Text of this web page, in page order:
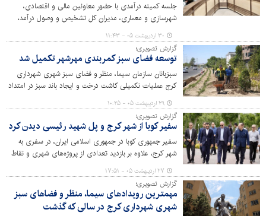
جلسه کمیته درآمدی با حضور معاونین مالی و اقتصادی،
شهرسازی و معماری، مدیران کل تشخیص و وصول درآمد،
حقوقی و امورپیمان‌ها، امور شهرسازی و رئیس سازمان فاوا و
مدیران حوزه‌های مالی و اقتصادی مناطق دهگانه و رواسای
ادارات حقوقی و اجرائیات مناطق برگزار شد.
۳۰ اردیبهشت ۰۵ - ۱۱:۴۳
گزارش تصویری؛
توسعه فضای سبز کمربندی مهرشهر تکمیل شد
سبزبانان سازمان سیما، منظر و فضای سبز شهری شهرداری
کرج عملیات تکمیلی کاشت درخت و ایجاد باند سبز در امتداد
پروژه کمربندی مهرشهر با کاشت گونه‌های گیاهی سازگار با
شرایط اقلیمی نیمه‌خشک منطقه و مقاوم به کم آبی تکمیل
کردند.
۲۹ اردیبهشت ۰۵ - ۱۰:۲۵
گزارش تصویری؛
سفیر کوبا از شهر کرج و پل شهید رئیسی دیدن کرد
سفیر جمهوری کوبا در جمهوری اسلامی ایران، در سفری به
شهر کرج، علاوه بر بازدید تعدادی از پروژه‌های شهری و نقاط
گردشگری کلانشهر، از پل زخمی شهید رئیسی به‌عنوان نمادی
از مقاومت ایرانیان دیدن کرد.
۲۷ اردیبهشت ۰۵ - ۱۷:۵۱
گزارش تصویری؛
مهمترین رویدادهای سیما، منظر و فضاهای سبز
شهری شهرداری کرج در سالی که گذشت